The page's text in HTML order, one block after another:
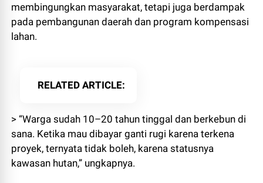
membingungkan masyarakat, tetapi juga berdampak
pada pembangunan daerah dan program kompensasi
lahan.
RELATED ARTICLE
> “Warga sudah 10–20 tahun tinggal dan berkebun di
sana. Ketika mau dibayar ganti rugi karena terkena
proyek, ternyata tidak boleh, karena statusnya
kawasan hutan,” ungkapnya.